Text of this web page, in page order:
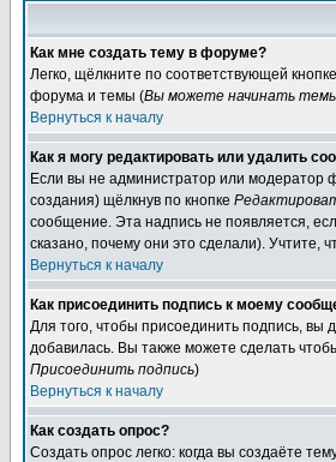
Как мне создать тему в форуме?
Легко, щёлкните по соответствующей
форума и темы (Вы можете начинать
Вернуться к началу
Как я могу редактировать или удалить
Если вы не администратор или модератор
создания) щёлкнув по кнопке
сообщение. Эта надпись не появляется,
сказано, почему они это сделали). Учтите,
Вернуться к началу
Как присоединить подпись к моему
Для того, чтобы присоединить подпись, вы
добавилась. Вы также можете сделать
Присоединить подпись)
Вернуться к началу
Как создать опрос?
Создать опрос легко: когда вы создаёте